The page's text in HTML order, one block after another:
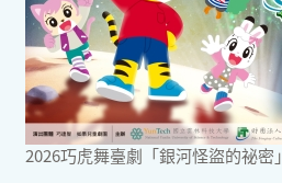
2026巧虎舞臺劇「銀河怪盜的祕密」